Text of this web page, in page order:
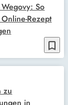
bookmark_border
So
Rezept
zu
in